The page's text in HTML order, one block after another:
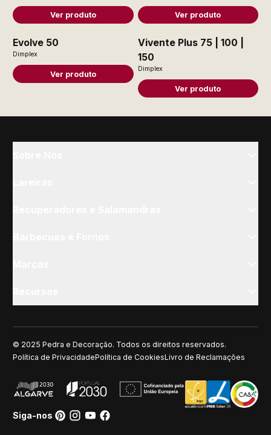
Ver produto Ver produto
Evolve 50
Dimplex
Ver produto
Vivente Plus 75 | 100 |
150
Dimplex
Ver produto
© 2025 Pedra e Decoração. Todos os direitos reservados.
Política de PrivacidadePolítica de CookiesLivro de Reclamações
Siga-nos